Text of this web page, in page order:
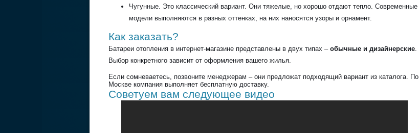
Чугунные. Это классический вариант. Они тяжелые, но хорошо отдают тепло. Современные
модели выполняются в разных оттенках, на них наносятся узоры и орнамент.
Как заказать?
Батареи отопления в интернет-магазине представлены в двух типах – обычные и дизайнерские.
Выбор конкретного зависит от оформления вашего жилья.
Если сомневаетесь, позвоните менеджерам – они предложат подходящий вариант из каталога. По
Москве компания выполняет бесплатную доставку.
Советуем вам следующее видео